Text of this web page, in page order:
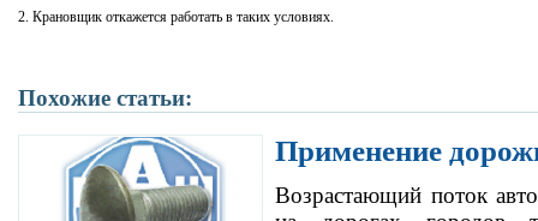
2. Крановщик откажется работать в таких условиях.
Похожие статьи:
Применение
Возрастающий поток